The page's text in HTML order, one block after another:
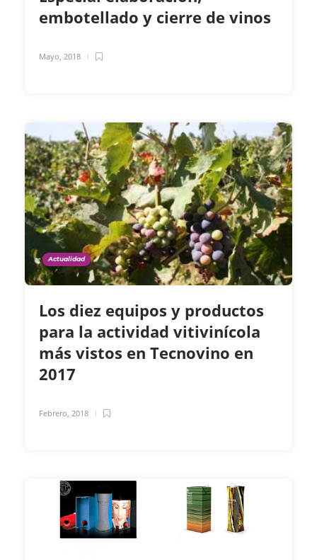
embotellado y cierre de vinos
Mayo, 2018
Actualidad
Los diez equipos y productos
para la actividad vitivinícola
más vistos en Tecnovino en
2017
Febrero, 2018